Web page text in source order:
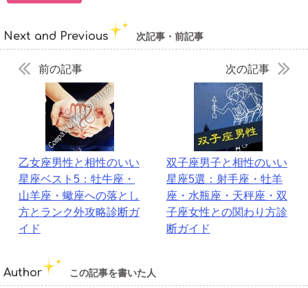
Next and Previous 次記事・前記事
前の記事
乙女座男性と相性のいい
星座ベスト5：牡牛座・
山羊座・蠍座への落とし
方とランク外攻略診断ガ
イド
次の記事
双子座男子と相性のいい
星座5選：射手座・牡羊
座・水瓶座・天秤座・双
子座女性との関わり方診
断ガイド
Author この記事を書いた人